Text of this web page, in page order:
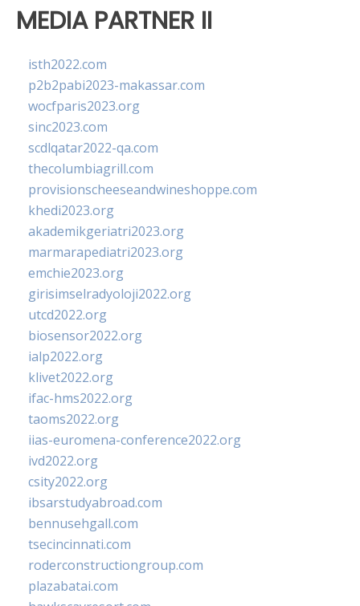
MEDIA PARTNER II
isth2022.com
p2b2pabi2023-makassar.com
wocfparis2023.org
sinc2023.com
scdlqatar2022-qa.com
thecolumbiagrill.com
provisionscheeseandwineshoppe.com
khedi2023.org
akademikgeriatri2023.org
marmarapediatri2023.org
emchie2023.org
girisimselradyoloji2022.org
utcd2022.org
biosensor2022.org
ialp2022.org
klivet2022.org
ifac-hms2022.org
taoms2022.org
iias-euromena-conference2022.org
ivd2022.org
csity2022.org
ibsarstudyabroad.com
bennusehgall.com
tsecincinnati.com
roderconstructiongroup.com
plazabatai.com